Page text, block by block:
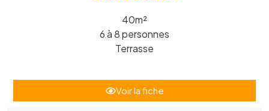
40m²
6 à 8 personnes
Terrasse
Voir la fiche